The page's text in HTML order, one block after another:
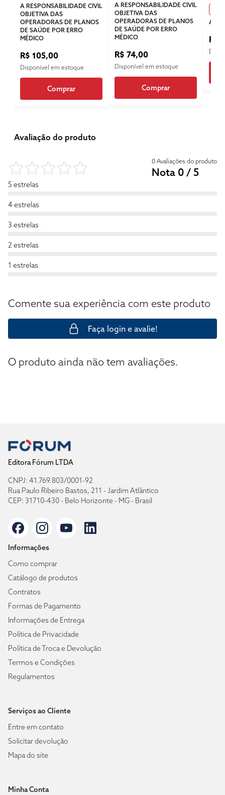
A RESPONSABILIDADE CIVIL
OBJETIVA DAS
OPERADORAS DE PLANOS
DE SAÚDE POR ERRO
MÉDICO
R$ 105,00
Disponível em estoque
Comprar
A RESPONSABILIDADE CIVIL
OBJETIVA DAS
OPERADORAS DE PLANOS
DE SAÚDE POR ERRO
MÉDICO
R$ 74,00
Disponível em estoque
Comprar
R$
Avaliação do produto
0 Avaliações do produto
Nota 0 / 5
5 estrelas
4 estrelas
3 estrelas
2 estrelas
1 estrelas
Comente sua experiência com este produto
Faça login e avalie!
O produto ainda não tem avaliações.
Editora Fórum LTDA
CNPJ: 41.769.803/0001-92
Rua Paulo Ribeiro Bastos, 211 - Jardim Atlântico
CEP: 31710-430 - Belo Horizonte - MG - Brasil
Informações
Como comprar
Catálogo de produtos
Contratos
Formas de Pagamento
Informações de Entrega
Política de Privacidade
Política de Troca e Devolução
Termos e Condições
Regulamentos
Serviços ao Cliente
Entre em contato
Solicitar devolução
Mapa do site
Minha Conta